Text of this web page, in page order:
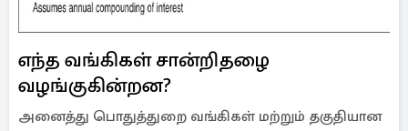
எந்த வங்கிகள் சான்றிதழை
வழங்குகின்றன?
அனைத்து பொதுத்துறை வங்கிகள் மற்றும் தகுதியான